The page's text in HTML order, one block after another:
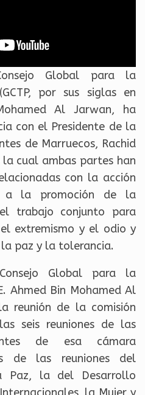
Global para la
por sus siglas en
Al Jarwan, ha
con el Presidente de la
de Marruecos, Rachid
cual ambas partes han
con la acción
a la promoción de la
trabajo conjunto para
extremismo y el odio y
paz y la tolerancia.
Global para la
Ahmed Bin Mohamed Al
reunión de la comisión
seis reuniones de las
de esa cámara
de las reuniones del
Paz, la del Desarrollo